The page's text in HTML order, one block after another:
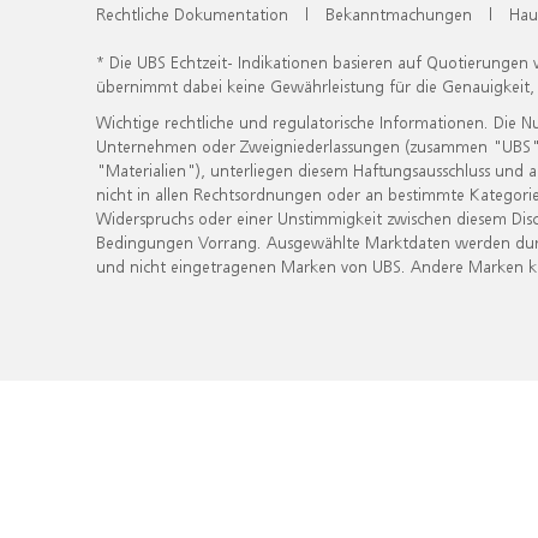
Rechtliche Dokumentation | Bekanntmachungen |
* Die UBS Echtzeit- Indikationen basieren auf
übernimmt dabei keine Gewährleistung für die
Wichtige rechtliche und regulatorische Informationen. Die
Unternehmen oder Zweigniederlassungen (zusammen
"Materialien"), unterliegen diesem Haftungsausschluss
nicht in allen Rechtsordnungen oder an bestimmte
Widerspruchs oder einer Unstimmigkeit zwischen diesem
Bedingungen Vorrang. Ausgewählte Marktdaten werden
und nicht eingetragenen Marken von UBS. Andere Marken